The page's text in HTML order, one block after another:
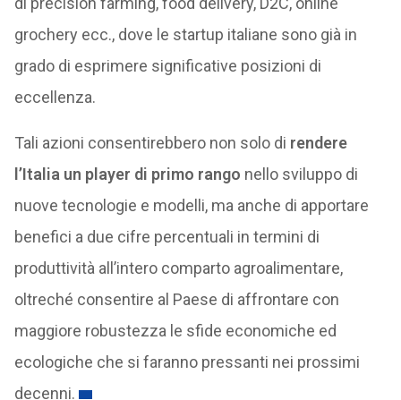
grochery ecc., dove le startup italiane sono già in
grado di esprimere significative posizioni di
eccellenza.
Tali azioni consentirebbero non solo di rendere
l’Italia un player di primo rango nello sviluppo di
nuove tecnologie e modelli, ma anche di apportare
benefici a due cifre percentuali in termini di
produttività all’intero comparto agroalimentare,
oltreché consentire al Paese di affrontare con
maggiore robustezza le sfide economiche ed
ecologiche che si faranno pressanti nei prossimi
decenni.